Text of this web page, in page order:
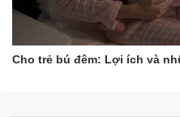
Cho trẻ bú đêm: Lợi ích và